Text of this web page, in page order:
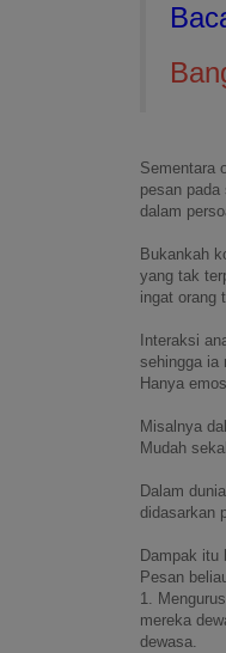
Sementara
pesan
dalam
Bukankah
yang tak
ingat orang
Interaksi
sehingga ia
Hanya
Misalnya
Mudah
Dalam
didasarkan
Dampak itu
Pesan
1.
mereka
dewasa.